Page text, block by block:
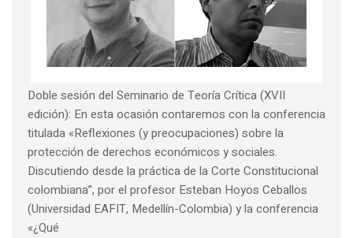
Doble sesión del Seminario de Teoría Crítica (XVII
edición): En esta ocasión contaremos con la conferencia
titulada «Reflexiones (y preocupaciones) sobre la
protección de derechos económicos y sociales.
Discutiendo desde la práctica de la Corte Constitucional
colombiana”, por el profesor Esteban Hoyos Ceballos
(Universidad EAFIT, Medellín-Colombia) y la conferencia
«¿Qué